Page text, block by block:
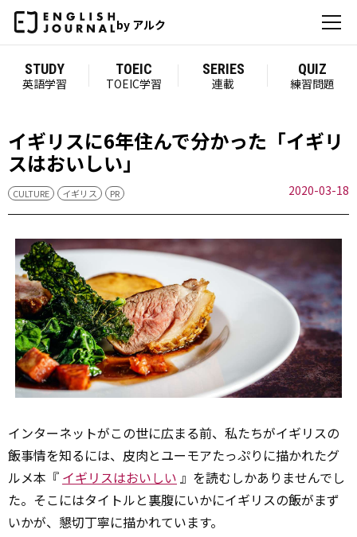
by アルク
STUDY
英語学習
TOEIC
TOEIC学習
SERIES
連載
QUIZ
練習問題
イギリスに6年住んで分かった「イギリ
スはおいしい」
CULTURE イギリス PR 2020-03-18
インターネットがこの世に広まる前、私たちがイギリスの
飯事情を知るには、皮肉とユーモアたっぷりに描かれたグ
ルメ本『 イギリスはおいしい 』を読むしかありませんでし
た。そこにはタイトルと裏腹にいかにイギリスの飯がまず
いかが、懇切丁寧に描かれています。